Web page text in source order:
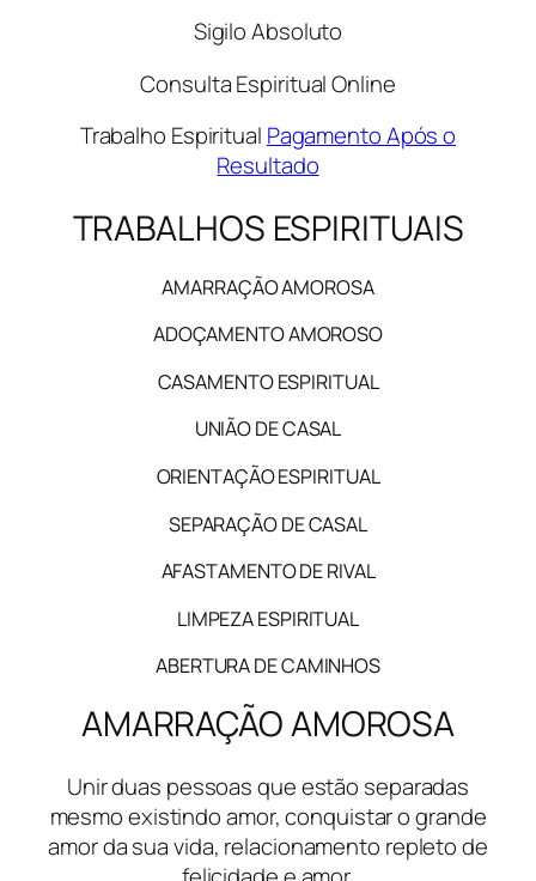
Sigilo Absoluto
Consulta Espiritual Online
Trabalho Espiritual Pagamento Após o
Resultado
TRABALHOS ESPIRITUAIS
AMARRAÇÃO AMOROSA
ADOÇAMENTO AMOROSO
CASAMENTO ESPIRITUAL
UNIÃO DE CASAL
ORIENTAÇÃO ESPIRITUAL
SEPARAÇÃO DE CASAL
AFASTAMENTO DE RIVAL
LIMPEZA ESPIRITUAL
ABERTURA DE CAMINHOS
AMARRAÇÃO AMOROSA
Unir duas pessoas que estão separadas
mesmo existindo amor, conquistar o grande
amor da sua vida, relacionamento repleto de